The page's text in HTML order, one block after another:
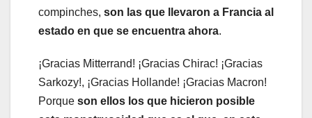
compinches, son las que llevaron a Francia al
estado en que se encuentra ahora.
¡Gracias Mitterrand! ¡Gracias Chirac! ¡Gracias
Sarkozy!, ¡Gracias Hollande! ¡Gracias Macron!
Porque son ellos los que hicieron posible